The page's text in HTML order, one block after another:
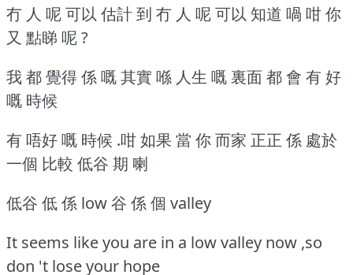
冇 人 呢 可以 估計 到 冇 人 呢 可以 知道 喎 咁 你
又 點睇 呢 ?
我 都 覺得 係 嘅 其實 喺 人生 嘅 裏面 都 會 有 好
嘅 時候
有 唔好 嘅 時候 .咁 如果 當 你 而家 正正 係 處於
一個 比較 低谷 期 喇
低谷 低 係 low 谷 係 個 valley
It seems like you are in a low valley now ,so
don 't lose your hope